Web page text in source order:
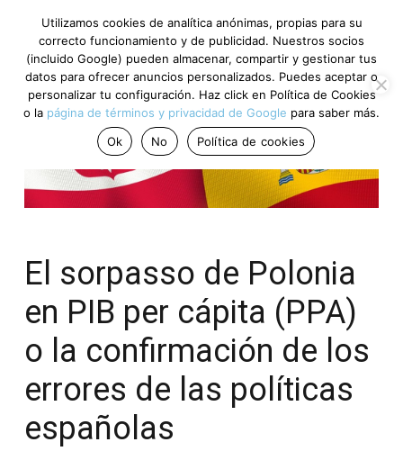
El sorpasso de Polonia
en PIB per cápita (PPA)
o la confirmación de los
errores de las políticas
españolas
Utilizamos cookies de analítica anónimas, propias para su
correcto funcionamiento y de publicidad. Nuestros socios
(incluido Google) pueden almacenar, compartir y gestionar tus
datos para ofrecer anuncios personalizados. Puedes aceptar o
personalizar tu configuración. Haz click en Política de Cookies
o la página de términos y privacidad de Google para saber más.
Ok
No Política de cookies